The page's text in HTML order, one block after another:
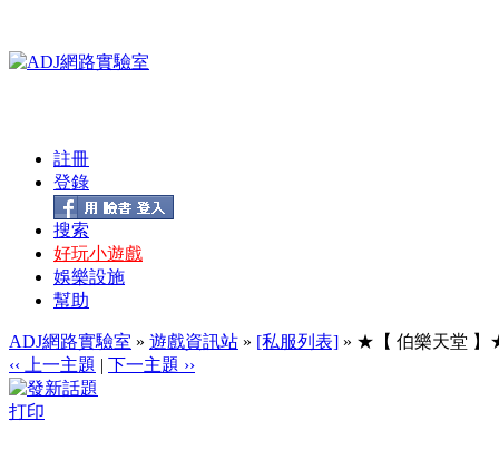
註冊
登錄
搜索
好玩小遊戲
娛樂設施
幫助
ADJ網路實驗室 » 遊戲資訊站 » [私服列表] » ★【 伯樂天堂 】
‹‹ 上一主題 | 下一主題 ››
打印